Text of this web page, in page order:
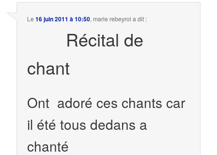
Le16 juin 2011 à 10:50, marie rebeyrol a dit :
Récital de
chant
Ont adoré ces chants car
il été tous dedans a
chanté